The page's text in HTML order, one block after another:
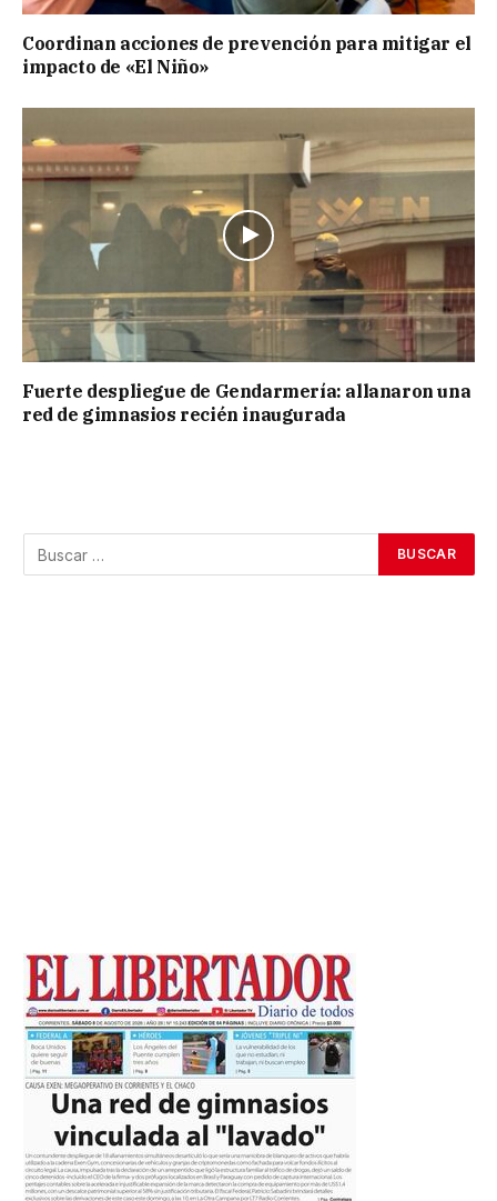
Coordinan acciones de prevención para mitigar el
impacto de «El Niño»
Fuerte despliegue de Gendarmería: allanaron una
red de gimnasios recién inaugurada